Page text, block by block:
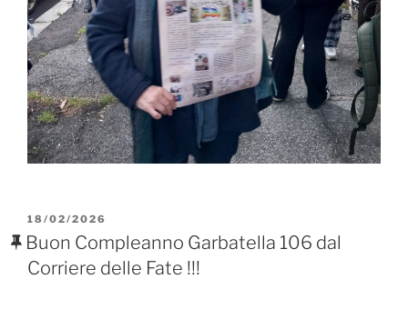
PUBBLICATO
IL
18/02/2026
Buon Compleanno Garbatella 106 dal
Corriere delle Fate !!!